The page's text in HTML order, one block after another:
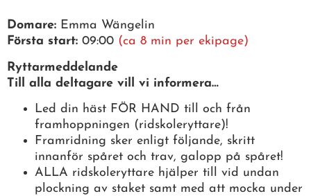
Domare: Emma Wängelin
Första start: 09:00 (ca 8 min per ekipage)
Ryttarmeddelande
Till alla deltagare vill vi informera…
Led din häst FÖR HAND till och från
framhoppningen (ridskoleryttare)!
Framridning sker enligt följande, skritt
innanför spåret och trav, galopp på spåret!
ALLA ridskoleryttare hjälper till vid undan
plockning av staket samt med att mocka under